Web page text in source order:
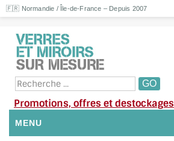
🇫🇷 Normandie / Île-de-France – Depuis 2007
Promotions, offres et destockages
MENU